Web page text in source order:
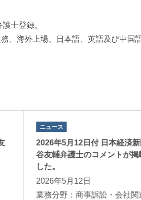
士登録。
、海外上場、日本語、英語及び中
ニュース
2026年5月12日付 日本経済
谷友輔弁護士のコメントが掲
した。
2026年5月12日
業務分野：商事訴訟・会社関